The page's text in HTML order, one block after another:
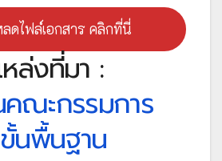
ดไฟล์เอกสาร คลิกที่นี่
ล่งที่มา :
ณะกรรมการ
นพื้นฐาน